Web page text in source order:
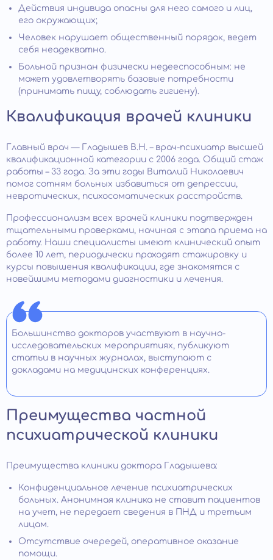
Действия индивида опасны для него самого и лиц,
его окружающих;
Человек нарушает общественный порядок, ведет
себя неадекватно.
Больной признан физически недееспособным: не
может удовлетворять базовые потребности
(принимать пищу, соблюдать гигиену).
Квалификация врачей клиники
Главный врач — Гладышев В.Н. – врач-психиатр высшей
квалификационной категории с 2006 года. Общий стаж
работы – 33 года. За эти годы Виталий Николаевич
помог сотням больных избавиться от депрессии,
невротических, психосоматических расстройств.
Профессионализм всех врачей клиники подтвержден
тщательными проверками, начиная с этапа приема на
работу. Наши специалисты имеют клинический опыт
более 10 лет, периодически проходят стажировку и
курсы повышения квалификации, где знакомятся с
новейшими методами диагностики и лечения.
Большинство докторов участвуют в научно-
исследовательских мероприятиях, публикуют
статьи в научных журналах, выступают с
докладами на медицинских конференциях.
Преимущества частной
психиатрической клиники
Преимущества клиники доктора Гладышева:
Конфиденциальное лечение психиатрических
больных. Анонимная клиника не ставит пациентов
на учет, не передает сведения в ПНД и третьим
лицам.
Отсутствие очередей, оперативное оказание
помощи.